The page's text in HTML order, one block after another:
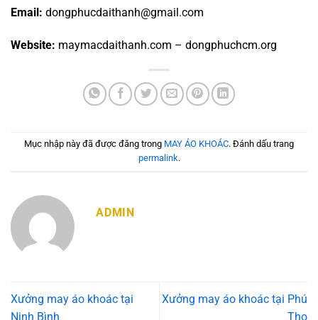
Email: dongphucdaithanh@gmail.com
Website: maymacdaithanh.com – dongphuchcm.org
Mục nhập này đã được đăng trong MAY ÁO KHOÁC. Đánh dấu trang
permalink.
ADMIN
Xưởng may áo khoác tại
Ninh Bình
Xưởng may áo khoác tại Phú
Thọ